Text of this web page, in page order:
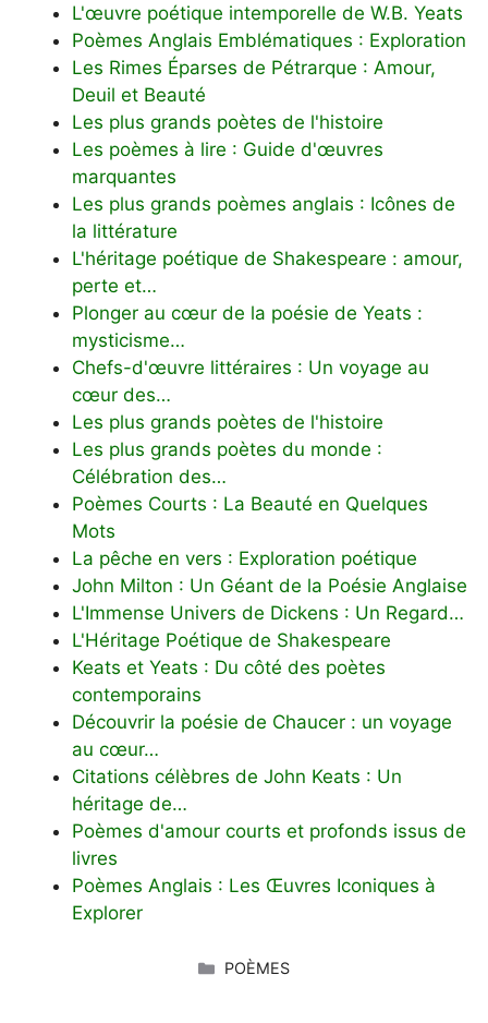
L'œuvre poétique intemporelle de W.B. Yeats
Poèmes Anglais Emblématiques : Exploration
Les Rimes Éparses de Pétrarque : Amour,
Deuil et Beauté
Les plus grands poètes de l'histoire
Les poèmes à lire : Guide d'œuvres
marquantes
Les plus grands poèmes anglais : Icônes de
la littérature
L'héritage poétique de Shakespeare : amour,
perte et…
Plonger au cœur de la poésie de Yeats :
mysticisme…
Chefs-d'œuvre littéraires : Un voyage au
cœur des…
Les plus grands poètes de l'histoire
Les plus grands poètes du monde :
Célébration des…
Poèmes Courts : La Beauté en Quelques
Mots
La pêche en vers : Exploration poétique
John Milton : Un Géant de la Poésie Anglaise
L'Immense Univers de Dickens : Un Regard…
L'Héritage Poétique de Shakespeare
Keats et Yeats : Du côté des poètes
contemporains
Découvrir la poésie de Chaucer : un voyage
au cœur…
Citations célèbres de John Keats : Un
héritage de…
Poèmes d'amour courts et profonds issus de
livres
Poèmes Anglais : Les Œuvres Iconiques à
Explorer
CATÉGORIES
POÈMES